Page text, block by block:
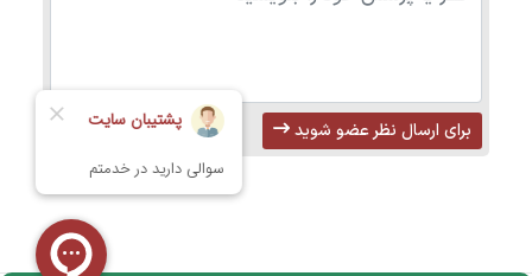
برای ارسال نظر عضو شوید